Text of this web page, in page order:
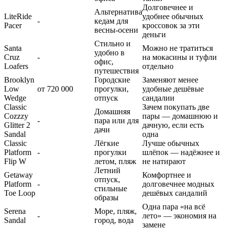
LiteRide
Pacer
-
Альтернатива
кедам для
весны-осени
Долговечнее и
удобнее обычных
кроссовок за эти
деньги
Santa
Cruz
Loafers
-
Стильно и
удобно в
офис,
путешествия
Можно не тратиться
на мокасины и туфли
отдельно
Brooklyn
Low
Wedge
от 720 000
Городские
прогулки,
отпуск
Заменяют менее
удобные дешёвые
сандалии
Classic
Cozzzy
Glitter 2
Sandal
-
Домашняя
пара или для
дачи
Зачем покупать две
пары — домашнюю и
дачную, если есть
одна
Classic
Platform
Flip W
-
Лёгкие
прогулки
летом, пляж
Лучше обычных
шлёпок — надёжнее и
не натирают
Getaway
Platform
Toe Loop
-
Летний
отпуск,
стильные
образы
Комфортнее и
долговечнее модных
дешёвых сандалий
Serena
Sandal
-
Море, пляж,
город, вода
Одна пара «на всё
лето» — экономия на
замене